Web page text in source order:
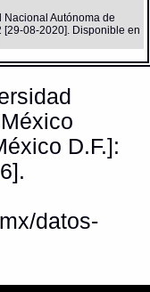
Autónoma de
[29-08-2020]. Disponible en
D.F.]:
datos-